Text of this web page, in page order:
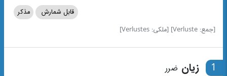
قابل شمارش
مذکر
[جمع: Verluste]
[ملکی: Verlustes]
1 زیان ضرر